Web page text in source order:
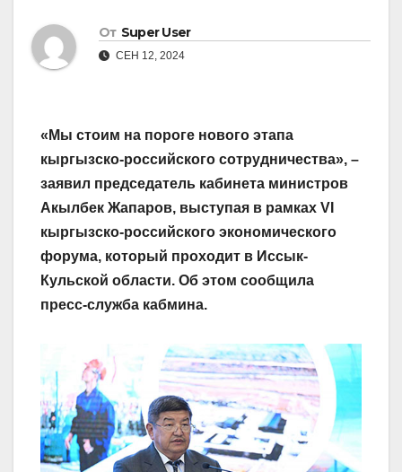
От Super User
СЕН 12, 2024
«Мы стоим на пороге нового этапа
кыргызско-российского сотрудничества», –
заявил председатель кабинета министров
Акыл­бек Жапаров, выступая в рамках VI
кыргызско-российского экономического
форума, который проходит в Иссык-
Кульской области. Об этом сообщила
пресс-служба кабмина.